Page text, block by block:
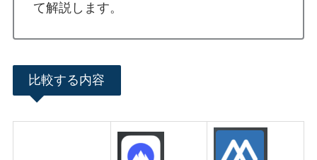
て解説します。
比較する内容